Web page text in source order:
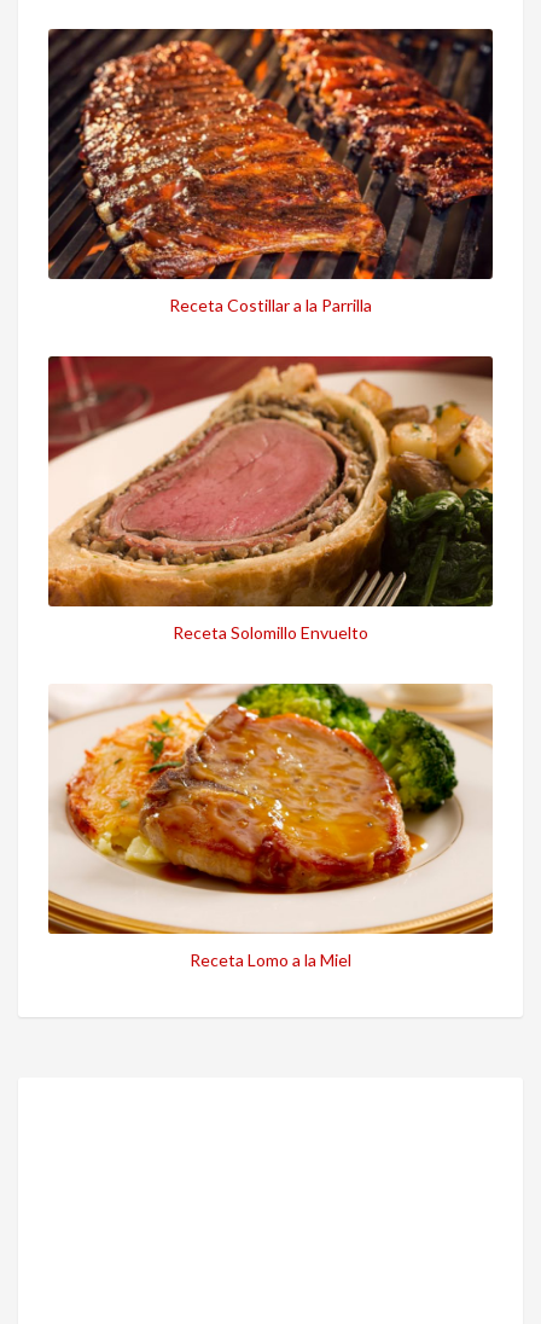
Receta Costillar a la Parrilla
Receta Solomillo Envuelto
Receta Lomo a la Miel